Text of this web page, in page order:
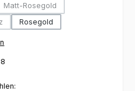
verfügbar.)
ist zurzeit nicht verfügbar.)
Matt-Rosegold
(Diese Option ist zurzeit nicht
verfügbar.)
ist zurzeit nicht verfügbar.)
Rosegold